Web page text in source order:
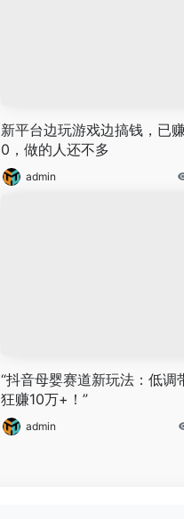
新平台边玩游戏边搞钱，已
0，做的人还不多
admin
“抖音母婴赛道新玩法：低调
狂赚10万+！”
admin